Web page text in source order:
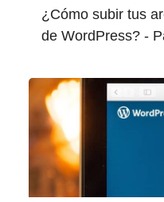
¿Cómo subir tus
de WordPress? -